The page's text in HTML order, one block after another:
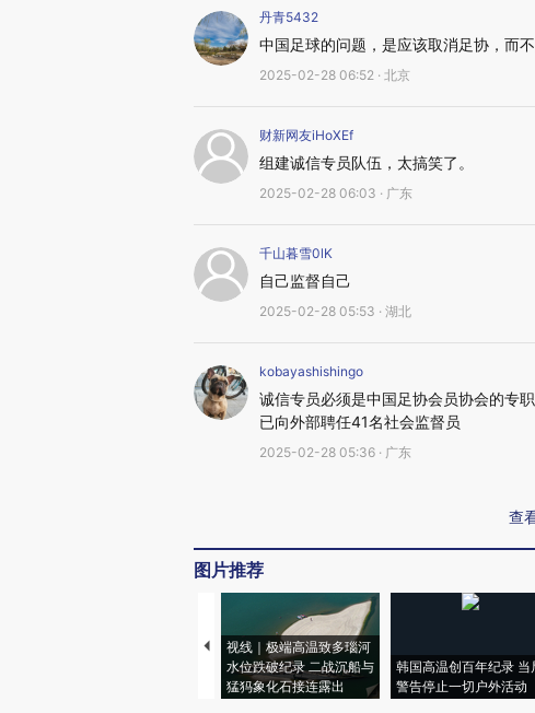
丹青5432
中国足球的问题，是应该取消足协，而
2025-02-28 06:52 · 北京
财新网友iHoXEf
组建诚信专员队伍，太搞笑了。
2025-02-28 06:03 · 广东
千山暮雪0lK
自己监督自己
2025-02-28 05:53 · 湖北
kobayashishingo
诚信专员必须是中国足协会员协会的专
已向外部聘任41名社会监督员
2025-02-28 05:36 · 广东
查
图片推荐
视线｜极端高温致多瑙河
水位跌破纪录 二战沉船与
猛犸象化石接连露出
韩国高温创百年纪录 当
警告停止一切户外活动